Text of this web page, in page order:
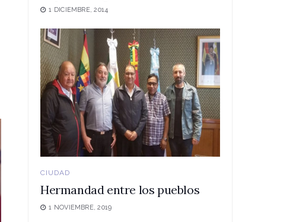
1 DICIEMBRE, 2014
CIUDAD
Hermandad entre los pueblos
1 NOVIEMBRE, 2019